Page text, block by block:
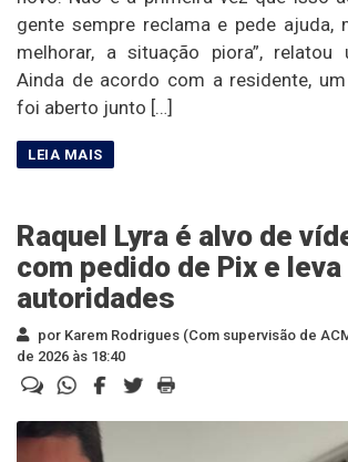
gente sempre reclama e pede ajuda,
melhorar, a situação piora”, relatou
Ainda de acordo com a residente,
foi aberto junto […]
Raquel Lyra é alvo de
com pedido de Pix e
autoridades
por Karem Rodrigues (Com supervisão de
de 2026 às 18:40